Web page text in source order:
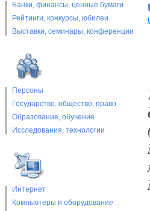
Банки, финансы, ценные бумаги
Рейтинги, конкурсы, юбилеи
Выставки, cеминары, конференции
Персоны
Государство, общество, право
Образование, обучение
Исследования, технологии
Интернет
Компьютеры и оборудование